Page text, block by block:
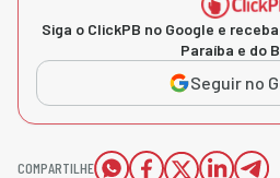
Siga o ClickPB no Google e
Paraíba e do
Seguir no
COMPARTILHE